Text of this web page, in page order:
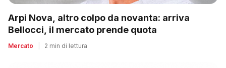
Arpi Nova, altro colpo da novanta: arriva
Bellocci, il mercato prende quota
Mercato 2 min di lettura